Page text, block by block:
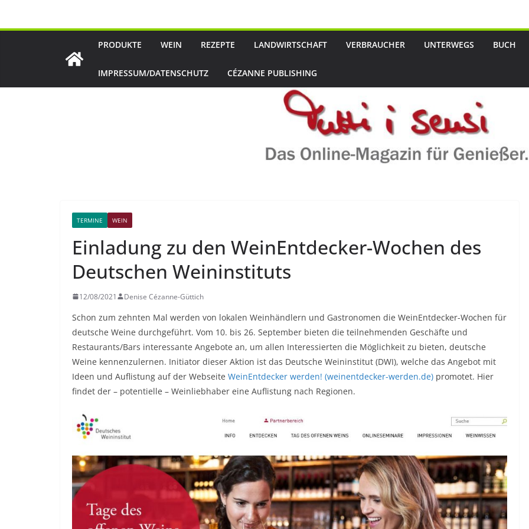
PRODUKTE WEIN REZEPTE LANDWIRTSCHAFT VERBRAUCHER UNTERWEGS BUCH
IMPRESSUM/DATENSCHUTZ CÉZANNE PUBLISHING
TERMINE WEIN
Einladung zu den WeinEntdecker-Wochen des
Deutschen Weininstituts
12/08/2021 Denise Cézanne-Güttich
Schon zum zehnten Mal werden von lokalen Weinhändlern und Gastronomen die WeinEntdecker-Wochen für
deutsche Weine durchgeführt. Vom 10. bis 26. September bieten die teilnehmenden Geschäfte und
Restaurants/Bars interessante Angebote an, um allen Interessierten die Möglichkeit zu bieten, deutsche
Weine kennenzulernen. Initiator dieser Aktion ist das Deutsche Weininstitut (DWI), welche das Angebot mit
Ideen und Auflistung auf der Webseite WeinEntdecker werden! (weinentdecker-werden.de) promotet. Hier
findet der – potentielle – Weinliebhaber eine Auflistung nach Regionen.